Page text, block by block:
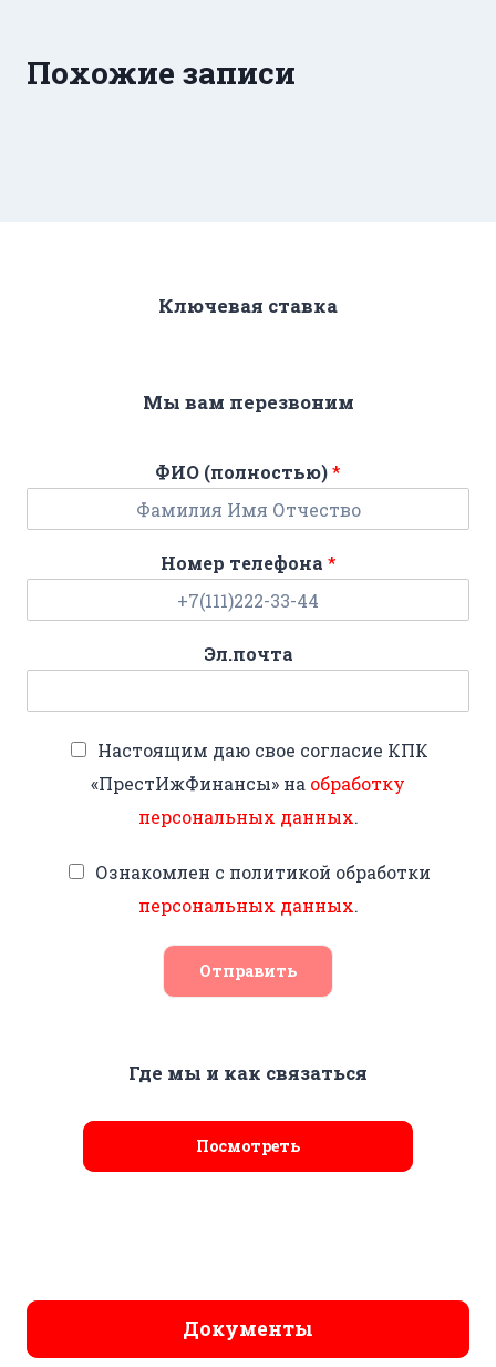
Похожие записи
Ключевая ставка
Мы вам перезвоним
ФИО (полностью)*
Номер телефона *
Эл.почта
Настоящим даю свое согласие КПК
«ПрестИжФинансы» на обработку
персональных данных.
Ознакомлен с политикой обработки
персональных данных.
Отправить
Где мы и как связаться
Посмотреть
Документы